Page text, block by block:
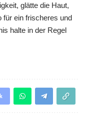
glätte die Haut,
für ein frischeres und
halte in der Regel